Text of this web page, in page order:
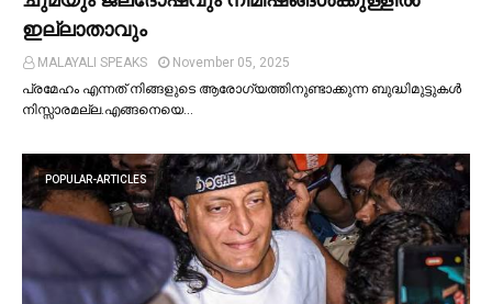
ഇല്ലാതാവും
MALAYALI SPEAKS
November 05, 2025
പ്രമേഹം എന്നത് നിങ്ങളുടെ ആരോഗ്യത്തിനുണ്ടാക്കുന്ന ബുദ്ധിമുട്ടുകള്‍
നിസ്സാരമല്ല.എങ്ങനെയെ…
POPULAR-ARTICLES